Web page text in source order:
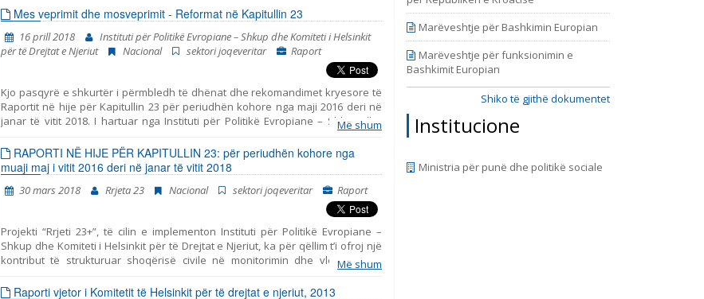
Mes veprimit dhe mosveprimit - Reformat në Kapitullin 23
16 prill 2018
Instituti për Politikë Evropiane – Shkup dhe Komiteti i Helsinkit
për të Drejtat e Njeriut
Nacional sektori joqeveritar Raport
Kjo pasqyrë e shkurtër i përmbledh të dhënat dhe rekomandimet kryesore të
Raportit në hije për Kapitullin 23 për periudhën kohore nga maji 2016 deri në
janar të vitit 2018. I hartuar nga Instituti për Politikë Evropiane – Shkup dhe
Komiteti i Helsinkit për të Drejtat e Njeriut. Pasqyra përfshin tri periudha të
ndryshme: - periudha para zgjedhjeve të parakohshme parlamentare më 11
dhjetor të vitit 2016, - periudha e tranzicionit pas zgjedhjeve dhe para formimit
të Qeverisë së re më datë 31 maj të vitit 2017, dhe - periudha nga zgjedhja e
Qeverisë së re deri në fund të muajit janar të vitit 2018. Raporti i prezanton
ngjarjet kryesore në periudhën e analizuar dhe jep rekomandime për politikat
në secilën fushën të Kapitullit 23. Për analizë të detajuar të të gjitha fushave, ju
lutemi shiheni Raportin në hije. Shadow Report.
Më shum
RAPORTI NË HIJE PËR KAPITULLIN 23: për periudhën kohore nga
muaji maj i vitit 2016 deri në janar të vitit 2018
30 mars 2018 Rrjeta 23 Nacional sektori joqeveritar Raport
Projekti “Rrjeti 23+”, të cilin e implementon Instituti për Politikë Evropiane –
Shkup dhe Komiteti i Helsinkit për të Drejtat e Njeriut, ka për qëllim t’i ofroj një
kontribut të strukturuar shoqërisë civile në monitorimin dhe vlerësimin e
politikave të përfshira me Kapitullin 23 nga aderimi në BE – Jurisprudenca dhe
të drejtat themelore. Ky raport i bashkon në një tërësi të vetme koherente të
Më shum
Raporti vjetor i Komitetit të Helsinkit për të drejtat e njeriut, 2013
Marëveshtje për Bashkimin Europian
Marëveshtje për funksionimin e
Bashkimit Europian
Shiko të gjithë dokumentet
Institucione
Ministria për punë dhe politikë sociale